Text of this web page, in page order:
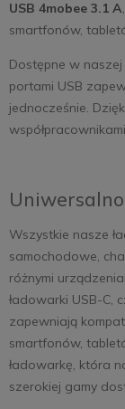
USB 4mobee 3.1 A
smartfonów,
Dostępne w
portami USB
jednocześnie.
Wszystkie nasze
samochodowe,
różnymi
ładowarki USB-C,
zapewniają
smartfonów,
ładowarkę, która
szerokiej gamy